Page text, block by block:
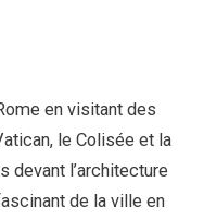
en visitant des
le Colisée et la
devant l’architecture
de la ville en